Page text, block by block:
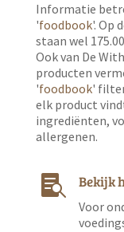
Informatie
'foodbook'. Op
staan wel
Ook van De
producten
'foodbook'
elk product
ingrediënten,
allergenen.
 Bekijk
Voor